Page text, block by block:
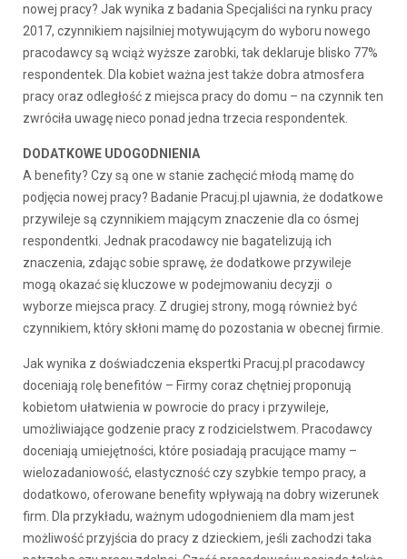
nowej pracy? Jak wynika z badania Specjaliści na rynku pracy
2017, czynnikiem najsilniej motywującym do wyboru nowego
pracodawcy są wciąż wyższe zarobki, tak deklaruje blisko 77%
respondentek. Dla kobiet ważna jest także dobra atmosfera
pracy oraz odległość z miejsca pracy do domu – na czynnik ten
zwróciła uwagę nieco ponad jedna trzecia respondentek.
DODATKOWE UDOGODNIENIA
A benefity? Czy są one w stanie zachęcić młodą mamę do
podjęcia nowej pracy? Badanie Pracuj.pl ujawnia, że dodatkowe
przywileje są czynnikiem mającym znaczenie dla co ósmej
respondentki. Jednak pracodawcy nie bagatelizują ich
znaczenia, zdając sobie sprawę, że dodatkowe przywileje
mogą okazać się kluczowe w podejmowaniu decyzji o
wyborze miejsca pracy. Z drugiej strony, mogą również być
czynnikiem, który skłoni mamę do pozostania w obecnej firmie.
Jak wynika z doświadczenia ekspertki Pracuj.pl pracodawcy
doceniają rolę benefitów – Firmy coraz chętniej proponują
kobietom ułatwienia w powrocie do pracy i przywileje,
umożliwiające godzenie pracy z rodzicielstwem. Pracodawcy
doceniają umiejętności, które posiadają pracujące mamy –
wielozadaniowość, elastyczność czy szybkie tempo pracy, a
dodatkowo, oferowane benefity wpływają na dobry wizerunek
firm. Dla przykładu, ważnym udogodnieniem dla mam jest
możliwość przyjścia do pracy z dzieckiem, jeśli zachodzi taka